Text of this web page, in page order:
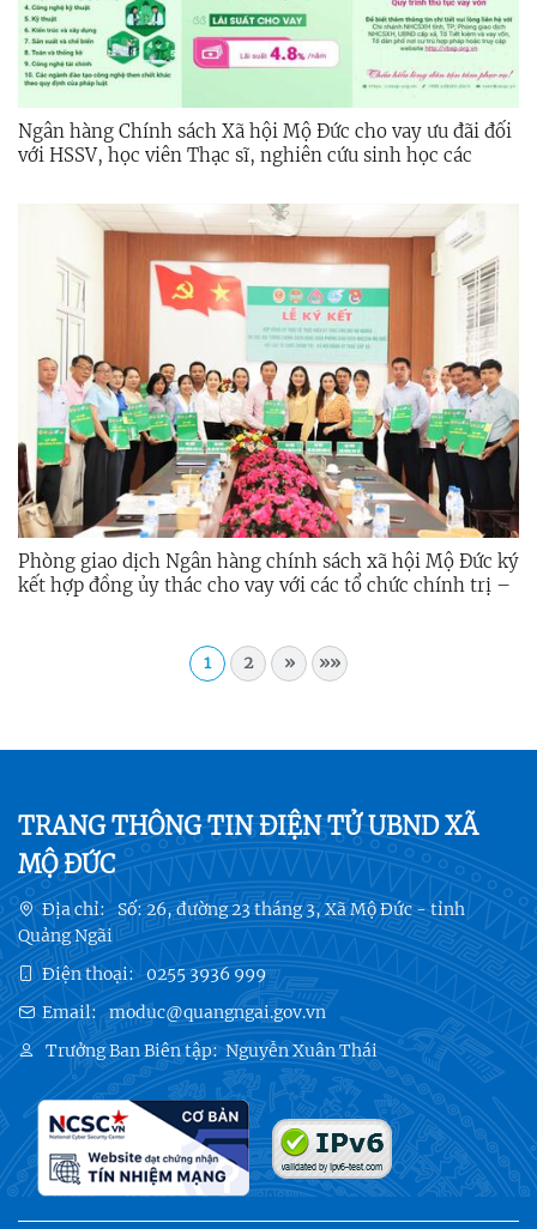
Ngân hàng Chính sách Xã hội Mộ Đức cho vay ưu đãi đối
với HSSV, học viên Thạc sĩ, nghiên cứu sinh học các
STEM)
Phòng giao dịch Ngân hàng chính sách xã hội Mộ Đức ký
kết hợp đồng ủy thác cho vay với các tổ chức chính trị –
1 2 » »»
TRANG THÔNG TIN ĐIỆN TỬ UBND XÃ
MỘ ĐỨC
Địa chỉ:
Số: 26, đường 23 tháng 3, Xã Mộ Đức - tỉnh
Quảng Ngãi
Điện thoại:
0255 3936 999
Email: moduc@quangngai.gov.vn
Trưởng Ban Biên tập:Nguyễn Xuân Thái